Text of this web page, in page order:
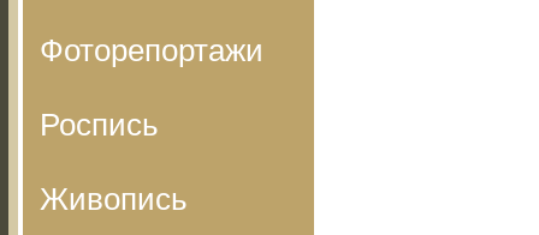
Фоторепортажи
Роспись
Живопись